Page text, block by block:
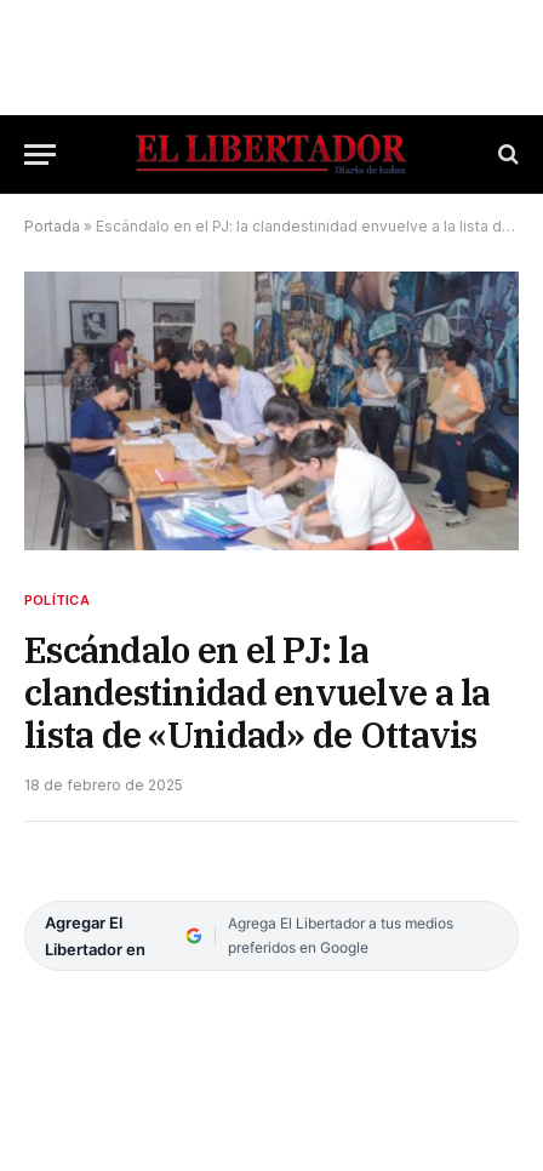
Portada » Escándalo en el PJ: la clandestinidad envuelve a la lista de «Unidad» de Ottavis
POLÍTICA
Escándalo en el PJ: la
clandestinidad envuelve a la
lista de «Unidad» de Ottavis
18 de febrero de 2025
Agregar El
Libertador en
Agrega El Libertador a tus medios
preferidos en Google